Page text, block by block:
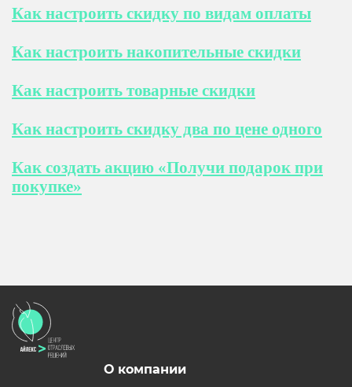
Как настроить скидку по видам оплаты
Как настроить накопительные скидки
Как настроить товарные скидки
Как настроить скидку два по цене одного
Как создать акцию «Получи подарок при
покупке»
О компании